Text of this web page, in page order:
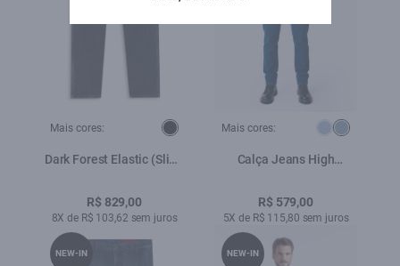
Mais cores:
Dark Forest Elastic (Slim)
C/3d
R$ 829,00
8X de R$ 103,62 sem juros
Mais cores:
Calça Jeans High
Pockets Lav.Medio
R$ 579,00
5X de R$ 115,80 sem juros
NEW-IN NEW-IN